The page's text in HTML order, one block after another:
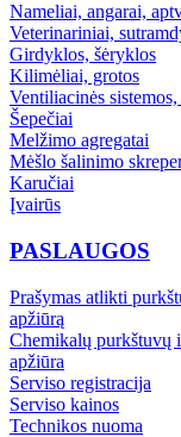
Nameliai, angarai,
Veterinariniai,
Girdyklos, šėryklos
Kilimėliai, grotos
Ventiliacinės
Šepečiai
Melžimo agregatai
Mėšlo šalinimo
Karučiai
Įvairūs
PASLAUGOS
Prašymas atlikti
apžiūrą
Chemikalų purkštuvų
apžiūra
Serviso registracija
Serviso kainos
Technikos nuoma